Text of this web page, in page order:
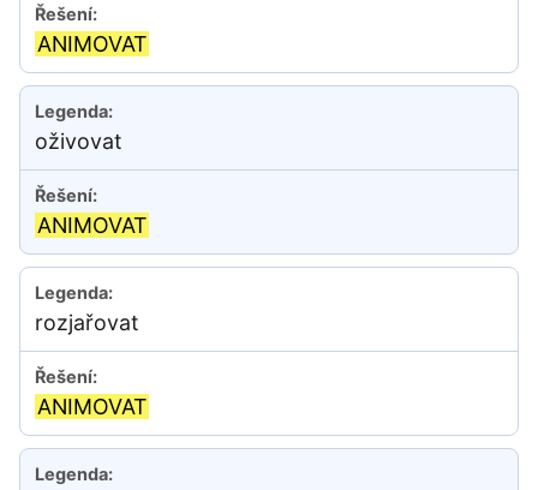
ANIMOVAT
oživovat
ANIMOVAT
rozjařovat
ANIMOVAT